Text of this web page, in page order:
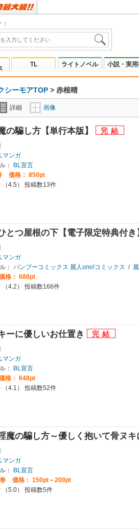
TL ライトノベル 小説・実
シーモアTOP > 赤根晴
詳細 画像
の騙し方【単行本版】
マンガ
：
BL宣言
価格： 850pt
（4.5） 投稿数13件
とつ屋根の下【電子限定特典付き
マンガ
： バンブーコミックス 麗人uno!コミックス /
格： 680pt
（4.2） 投稿数166件
ーに優しいお仕置き
マンガ
：
BL宣言
格： 648pt
（4.1） 投稿数52件
魔の騙し方～優しく抱いて骨ヌキ
マンガ
：
BL宣言
価格： 150pt～200pt
（5.0） 投稿数5件